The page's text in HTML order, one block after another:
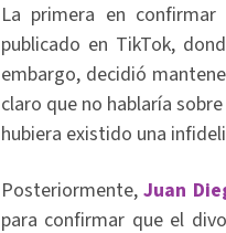
La primera en
publicado en TikTok,
embargo, decidió
claro que no hablaría
hubiera existido una
Posteriormente, Juan
para confirmar que el